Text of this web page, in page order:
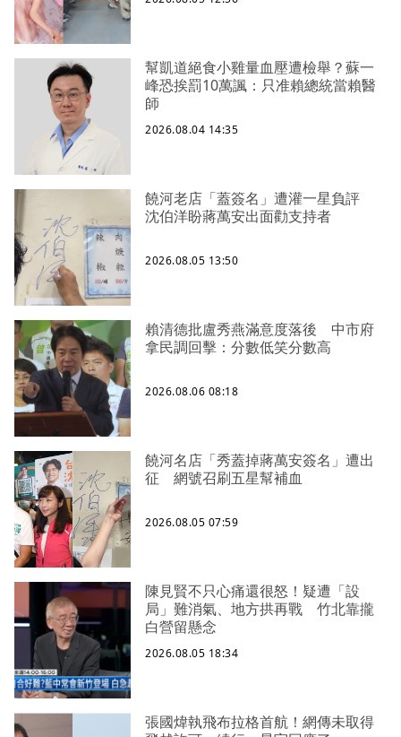
幫凱道絕食小雞量血壓遭檢舉？蘇一
峰恐挨罰10萬諷：只准賴總統當賴醫
師
2026.08.04 14:35
饒河老店「蓋簽名」遭灌一星負評
沈伯洋盼蔣萬安出面勸支持者
2026.08.05 13:50
賴清德批盧秀燕滿意度落後 中市府
拿民調回擊：分數低笑分數高
2026.08.06 08:18
饒河名店「秀蓋掉蔣萬安簽名」遭出
征 網號召刷五星幫補血
2026.08.05 07:59
陳見賢不只心痛還很怒！疑遭「設
局」難消氣、地方拱再戰 竹北靠攏
白營留懸念
2026.08.05 18:34
張國煒執飛布拉格首航！網傳未取得